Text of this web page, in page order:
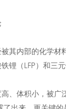
其内部的化学
锂（LFP）和三
、体积小，被